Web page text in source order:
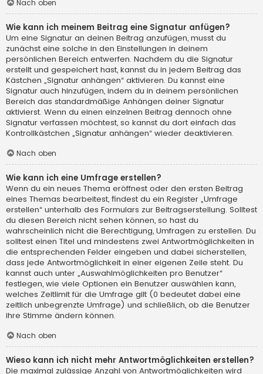
Nach oben
Wie kann ich meinem Beitrag eine Signatur anfügen?
Um eine Signatur an deinen Beitrag anzufügen, musst du
zunächst eine solche in den Einstellungen in deinem
persönlichen Bereich entwerfen. Nachdem du die Signatur
erstellt und gespeichert hast, kannst du in jedem Beitrag das
Kästchen „Signatur anhängen“ aktivieren. Du kannst eine
Signatur auch hinzufügen, indem du in deinem persönlichen
Bereich das standardmäßige Anhängen deiner Signatur
aktivierst. Wenn du einen einzelnen Beitrag dennoch ohne
Signatur verfassen möchtest, so kannst du dort einfach das
Kontrollkästchen „Signatur anhängen“ wieder deaktivieren.
Nach oben
Wie kann ich eine Umfrage erstellen?
Wenn du ein neues Thema eröffnest oder den ersten Beitrag
eines Themas bearbeitest, findest du ein Register „Umfrage
erstellen“ unterhalb des Formulars zur Beitragserstellung. Solltest
du diesen Bereich nicht sehen können, so hast du
wahrscheinlich nicht die Berechtigung, Umfragen zu erstellen. Du
solltest einen Titel und mindestens zwei Antwortmöglichkeiten in
die entsprechenden Felder eingeben und dabei sicherstellen,
dass jede Antwortmöglichkeit in einer eigenen Zeile steht. Du
kannst auch unter „Auswahlmöglichkeiten pro Benutzer“
festlegen, wie viele Optionen ein Benutzer auswählen kann,
welches Zeitlimit für die Umfrage gilt (0 bedeutet dabei eine
zeitlich unbegrenzte Umfrage) und schließlich, ob die Benutzer
ihre Stimme ändern können.
Nach oben
Wieso kann ich nicht mehr Antwortmöglichkeiten erstellen?
Die maximal zulässige Anzahl von Antwortmöglichkeiten wird